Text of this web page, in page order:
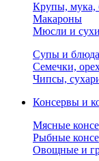
Крупы, мука,
Макароны
Мюсли и
Супы и блюда
Семечки,
Чипсы,
Консервы и
Мясные
Рыбные
Овощные и